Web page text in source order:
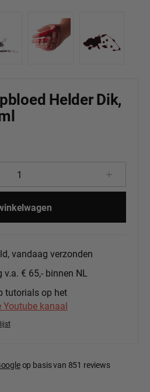
Helder Dik,
Voer de
vandaag verzonden
v.a. € 65,- binnen NL
tutorials op het
Youtube kanaal
op basis van 851 reviews